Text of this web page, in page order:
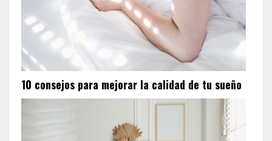
10 consejos para mejorar la calidad de tu sueño